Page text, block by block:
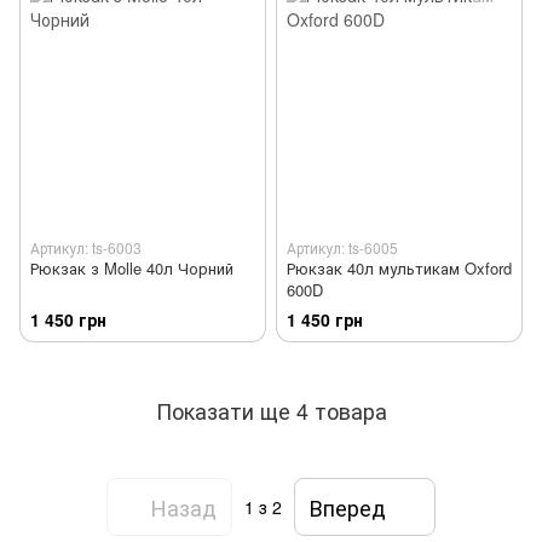
Артикул: ts-6003
Рюкзак з Molle 40л Чорний
1 450 грн
Артикул: ts-6005
Рюкзак 40л мультикам Oxford
600D
1 450 грн
Показати ще 4 товара
Назад 1 з 2 Вперед